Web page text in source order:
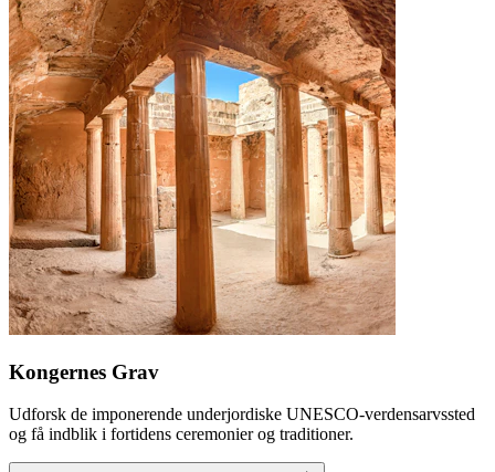
Kongernes Grav
Udforsk de imponerende underjordiske UNESCO-verdensarvssted
og få indblik i fortidens ceremonier og traditioner.